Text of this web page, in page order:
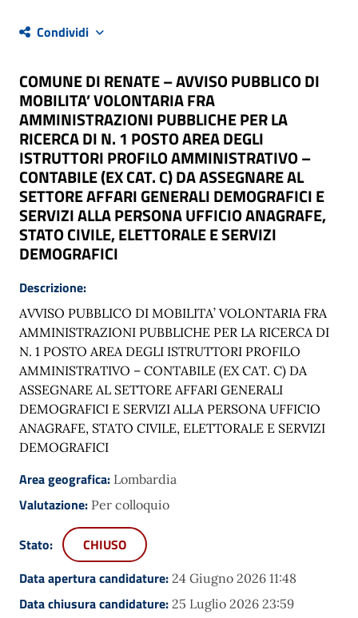
Condividi
COMUNE DI RENATE – AVVISO PUBBLICO DI
MOBILITA’ VOLONTARIA FRA
AMMINISTRAZIONI PUBBLICHE PER LA
RICERCA DI N. 1 POSTO AREA DEGLI
ISTRUTTORI PROFILO AMMINISTRATIVO –
CONTABILE (EX CAT. C) DA ASSEGNARE AL
SETTORE AFFARI GENERALI DEMOGRAFICI E
SERVIZI ALLA PERSONA UFFICIO ANAGRAFE,
STATO CIVILE, ELETTORALE E SERVIZI
DEMOGRAFICI
Descrizione:
AVVISO PUBBLICO DI MOBILITA’ VOLONTARIA FRA
AMMINISTRAZIONI PUBBLICHE PER LA RICERCA DI
N. 1 POSTO AREA DEGLI ISTRUTTORI PROFILO
AMMINISTRATIVO – CONTABILE (EX CAT. C) DA
ASSEGNARE AL SETTORE AFFARI GENERALI
DEMOGRAFICI E SERVIZI ALLA PERSONA UFFICIO
ANAGRAFE, STATO CIVILE, ELETTORALE E SERVIZI
DEMOGRAFICI
Area geografica: Lombardia
Valutazione: Per colloquio
Stato:
CHIUSO
Data apertura candidature: 24 Giugno 2026 11:48
Data chiusura candidature: 25 Luglio 2026 23:59